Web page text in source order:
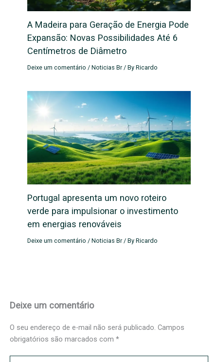
A Madeira para Geração de Energia Pode
Expansão: Novas Possibilidades Até 6
Centímetros de Diâmetro
Deixe um comentário /Noticias Br/ ByRicardo
Portugal apresenta um novo roteiro
verde para impulsionar o investimento
em energias renováveis
Deixe um comentário /Noticias Br/ ByRicardo
Deixe um comentário
O seu endereço de e-mail não será publicado. Campos
obrigatórios são marcados com *